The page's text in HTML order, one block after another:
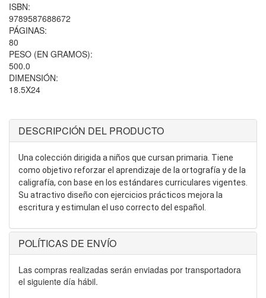
ISBN:
9789587688672
PÁGINAS:
80
PESO (EN GRAMOS):
500.0
DIMENSIÓN:
18.5X24
DESCRIPCIÓN DEL PRODUCTO
Una colección dirigida a niños que cursan primaria. Tiene
como objetivo reforzar el aprendizaje de la ortografía y de la
caligrafía, con base en los estándares curriculares vigentes.
Su atractivo diseño con ejercicios prácticos mejora la
escritura y estimulan el uso correcto del español.
POLÍTICAS DE ENVÍO
Las compras realizadas serán enviadas por transportadora
el siguiente día hábil.